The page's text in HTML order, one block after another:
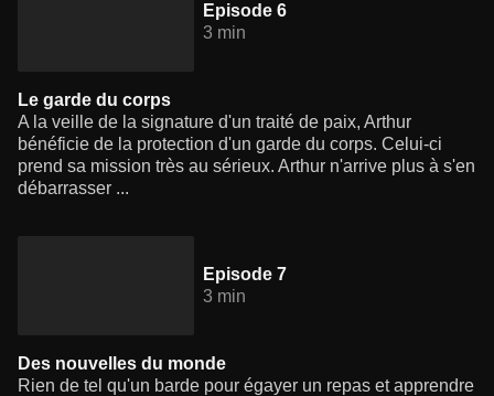
Episode 6
3 min
Le garde du corps
A la veille de la signature d'un traité de paix, Arthur
bénéficie de la protection d'un garde du corps. Celui-ci
prend sa mission très au sérieux. Arthur n'arrive plus à s'en
débarrasser ...
Episode 7
3 min
Des nouvelles du monde
Rien de tel qu'un barde pour égayer un repas et apprendre